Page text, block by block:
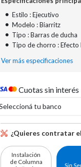
• Estilo : Ejecutivo
• Modelo : Biarritz
• Tipo : Barras de ducha
• Tipo de chorro : Efecto
Ver más especificaciones
Cuotas sin interés
tu banco
¿Quieres contratar
Instalación
de Columna
Sin